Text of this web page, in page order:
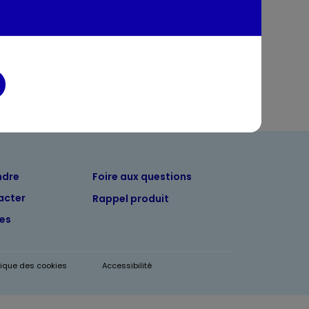
Foire aux questions
Rappel produit
des cookies Accessibilité